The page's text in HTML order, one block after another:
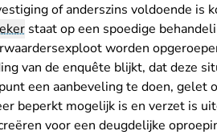
of anderszins voldoende is
staat op een spoedige
worden
van de enquête blijkt, dat deze
een aanbeveling te doen,
beperkt mogelijk is en verzet is
voor een deugdelijke